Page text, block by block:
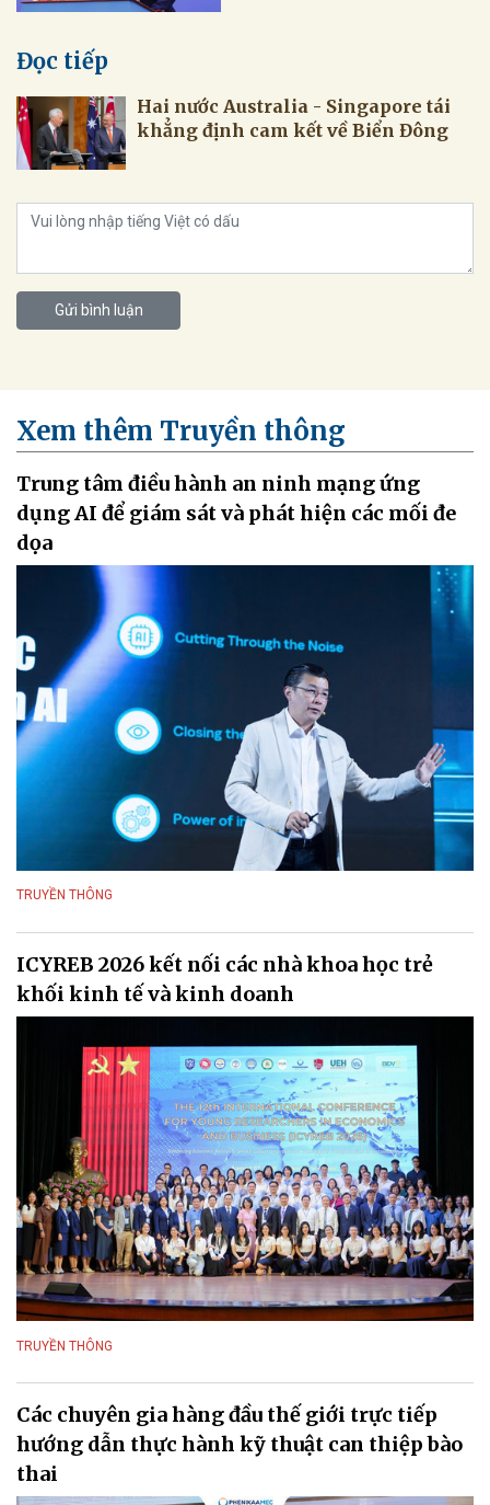
Đọc tiếp
Hai nước Australia - Singapore tái
khẳng định cam kết về Biển Đông
Gửi bình luận
Xem thêm Truyền thông
Trung tâm điều hành an ninh mạng ứng
dụng AI để giám sát và phát hiện các mối đe
dọa
TRUYỀN THÔNG
ICYREB 2026 kết nối các nhà khoa học trẻ
khối kinh tế và kinh doanh
TRUYỀN THÔNG
Các chuyên gia hàng đầu thế giới trực tiếp
hướng dẫn thực hành kỹ thuật can thiệp bào
thai